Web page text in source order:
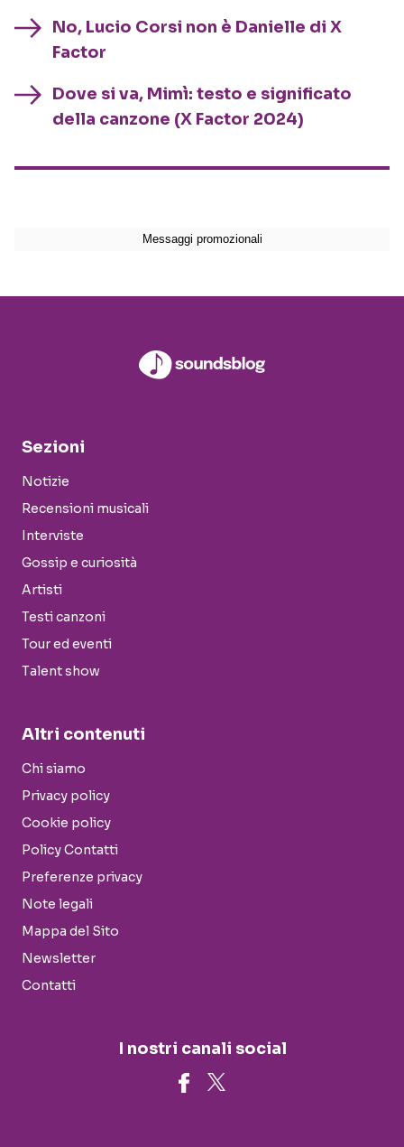
No, Lucio Corsi non è Danielle di X
Factor
Dove si va, Mimì: testo e significato
della canzone (X Factor 2024)
Sezioni
Notizie
Recensioni musicali
Interviste
Gossip e curiosità
Artisti
Testi canzoni
Tour ed eventi
Talent show
Altri contenuti
Chi siamo
Privacy policy
Cookie policy
Policy Contatti
Preferenze privacy
Note legali
Mappa del Sito
Newsletter
Contatti
I nostri canali social